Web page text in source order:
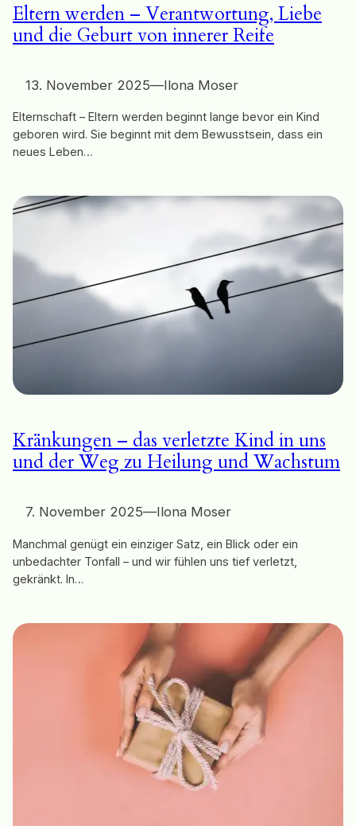
Eltern werden – Verantwortung, Liebe
und die Geburt von innerer Reife
13. November 2025—Ilona Moser
Elternschaft – Eltern werden beginnt lange bevor ein Kind
geboren wird. Sie beginnt mit dem Bewusstsein, dass ein
neues Leben…
Kränkungen – das verletzte Kind in uns
und der Weg zu Heilung und Wachstum
7. November 2025—Ilona Moser
Manchmal genügt ein einziger Satz, ein Blick oder ein
unbedachter Tonfall – und wir fühlen uns tief verletzt,
gekränkt. In…